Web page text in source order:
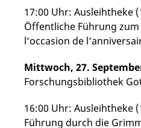
17:00 Uhr: Ausleihtheke
Öffentliche Führung
l‘occasion de
Mittwoch, 27.
Forschungsbibliothek
16:00 Uhr: Ausleihtheke
Führung durch die